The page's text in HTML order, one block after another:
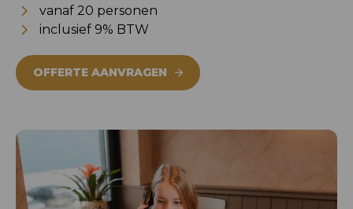
vanaf 20 personen
inclusief 9% BTW
OFFERTE AANVRAGEN